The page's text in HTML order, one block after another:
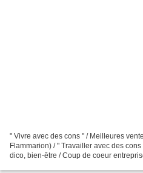
" Vivre avec des cons " / Meilleures
Flammarion) / " Travailler avec des
dico, bien-être / Coup de coeur